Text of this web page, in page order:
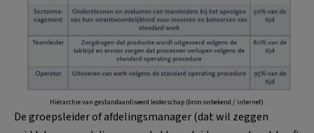
Hiërarchie van gestandaardiseerd leiderschap (bron onbekend / internet).
De groepsleider of afdelingsmanager (dat wil zeggen